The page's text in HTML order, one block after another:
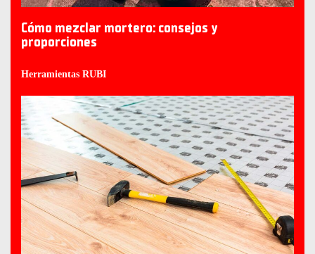
Cómo mezclar mortero: consejos y
proporciones
Herramientas RUBI